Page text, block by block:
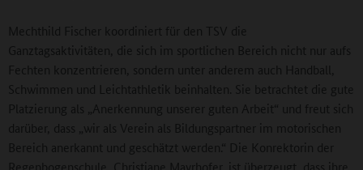
Mechthild Fischer koordiniert für den TSV die
Ganztagsaktivitäten, die sich im sportlichen Bereich nicht nur aufs
Fechten konzentrieren, sondern unter anderem auch Handball,
Schwimmen und Leichtathletik beinhalten. Sie betrachtet die gute
Platzierung als „Anerkennung unserer guten Arbeit“ und freut sich
darüber, dass „wir als Verein als Bildungspartner im motorischen
Bereich anerkannt und geschätzt werden.“ Die Konrektorin der
Regenbogenschule, Christiane Mayrhofer, ist überzeugt, dass ihre